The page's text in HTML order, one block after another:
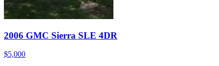
2006 GMC Sierra SLE 4DR
$5,000